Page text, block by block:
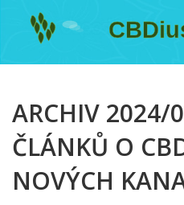
ARCHIV 2024/
ČLÁNKŮ O
NOVÝCH